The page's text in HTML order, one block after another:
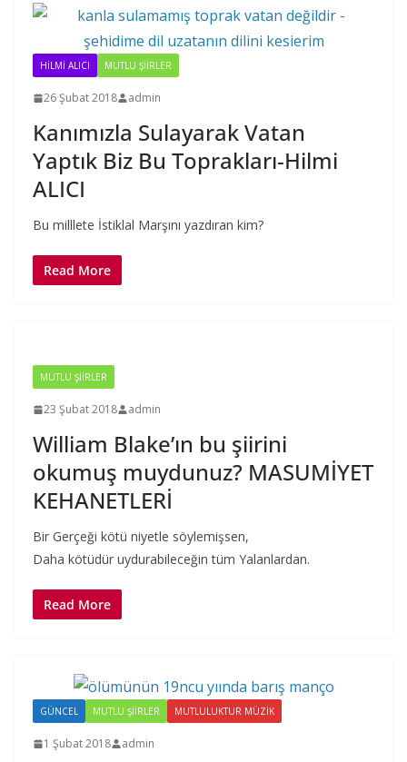
HILMI ALICI MUTLU ŞIIRLER
26 Şubat 2018 admin
Kanımızla Sulayarak Vatan
Yaptık Biz Bu Toprakları-Hilmi
ALICI
Bu milllete İstiklal Marşını yazdıran kim?
Read More
MUTLU ŞIIRLER
23 Şubat 2018 admin
William Blake’ın bu şiirini
okumuş muydunuz? MASUMİYET
KEHANETLERİ
Bir Gerçeği kötü niyetle söylemişsen,
Daha kötüdür uydurabileceğin tüm Yalanlardan.
Read More
GÜNCEL MUTLU ŞIIRLER MUTLULUKTUR MÜZIK
1 Şubat 2018 admin